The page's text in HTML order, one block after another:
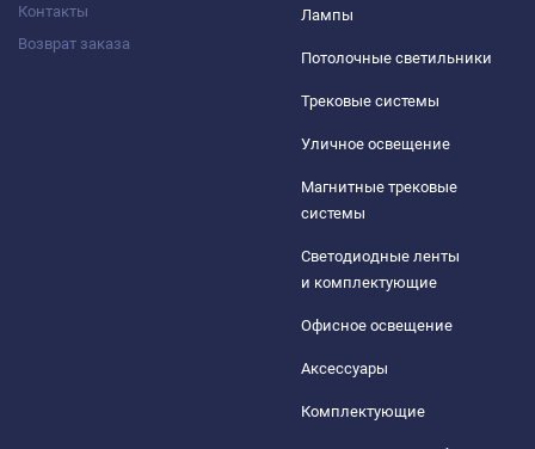
Контакты
Возврат заказа
Лампы
Потолочные светильники
Трековые системы
Уличное освещение
Магнитные трековые
системы
Светодиодные ленты
и комплектующие
Офисное освещение
Аксессуары
Комплектующие